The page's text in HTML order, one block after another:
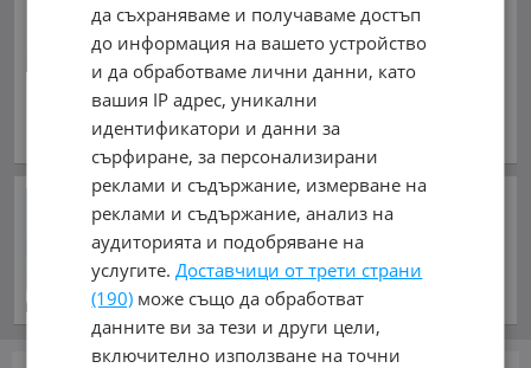
150 €
293.37 лв.
195/55R16.5, Сезонност: Летни,
Материал: алуминиеви, Болтове: 4,
Брой : 4
обл. Пазарджик, с. Алеко Константиново
САЩ и Украйна търсят
компромис за ракетите
"Patriot"
преди 5 минути
да съхраняваме и получаваме достъп
до информация на вашето устройство
и да обработваме лични данни, като
вашия IP адрес, уникални
идентификатори и данни за
сърфиране, за персонализирани
реклами и съдържание, измерване на
реклами и съдържание, анализ на
аудиторията и подобряване на
услугите.Доставчици от трети страни
(190) може също да обработват
данните ви за тези и други цели,
включително използване на точни